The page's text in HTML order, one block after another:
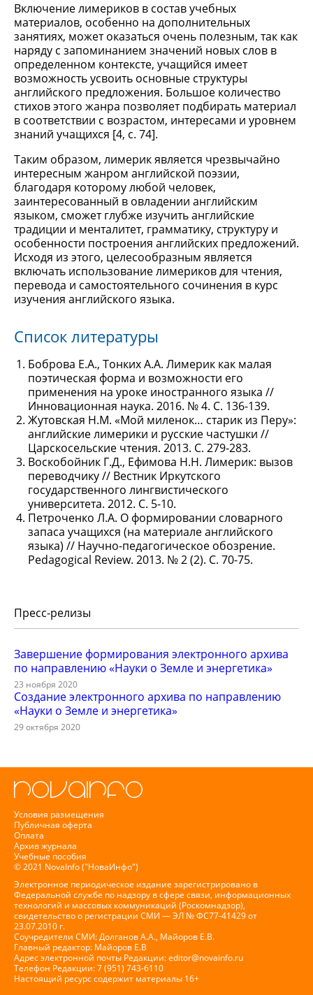
Включение лимериков в состав учебных
материалов, особенно на дополнительных
занятиях, может оказаться очень полезным, так как
наряду с запоминанием значений новых слов в
определенном контексте, учащийся имеет
возможность усвоить основные структуры
английского предложения. Большое количество
стихов этого жанра позволяет подбирать материал
в соответствии с возрастом, интересами и уровнем
знаний учащихся [4, c. 74].
Таким образом, лимерик является чрезвычайно
интересным жанром английской поэзии,
благодаря которому любой человек,
заинтересованный в овладении английским
языком, сможет глубже изучить английские
традиции и менталитет, грамматику, структуру и
особенности построения английских предложений.
Исходя из этого, целесообразным является
включать использование лимериков для чтения,
перевода и самостоятельного сочинения в курс
изучения английского языка.
Список литературы
Боброва Е.А., Тонких А.А. Лимерик как малая
поэтическая форма и возможности его
применения на уроке иностранного языка //
Инновационная наука. 2016. № 4. С. 136-139.
Жутовская Н.М. «Мой миленок… старик из Перу»:
английские лимерики и русские частушки //
Царскосельские чтения. 2013. С. 279-283.
Воскобойник Г.Д., Ефимова Н.Н. Лимерик: вызов
переводчику // Вестник Иркутского
государственного лингвистического
университета. 2012. С. 5-10.
Петроченко Л.А. О формировании словарного
запаса учащихся (на материале английского
языка) // Научно-педагогическое обозрение.
Pedagogical Review. 2013. № 2 (2). С. 70-75.
Пресс-релизы
Завершение формирования электронного архива
по направлению «Науки о Земле и энергетика»
23 ноября 2020
Создание электронного архива по направлению
«Науки о Земле и энергетика»
29 октября 2020
Условия размещения
Публичная оферта
Оплата
Архив журнала
Учебные пособия
© 2021 NovaInfo ("НоваИнфо")
Электронное периодическое издание зарегистрировано в
Федеральной службе по надзору в сфере связи, информационных
технологий и массовых коммуникаций (Роскомнадзор),
свидетельство о регистрации СМИ — ЭЛ № ФС77-41429 от
23.07.2010 г.
Соучредители СМИ: Долганов А.А., Майоров Е.В.
Главный редактор: Майоров Е.В
Адрес электронной почты Редакции:editor@novainfo.ru
Телефон Редакции: 7 (951) 743-6110
Настоящий ресурс содержит материалы 16+